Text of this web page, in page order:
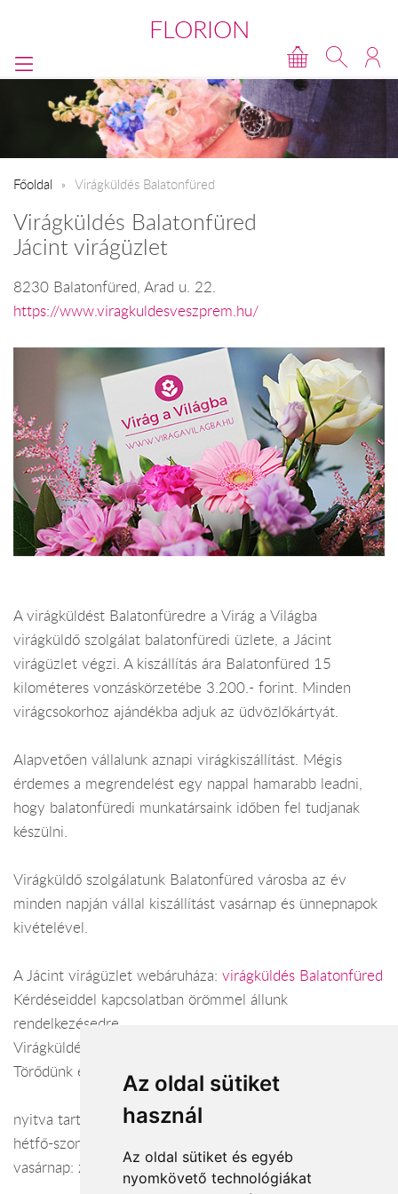
Az oldal sütiket
használ
Az oldal sütiket és egyéb
nyomkövető technológiákat
FLORION
Főoldal Virágküldés Balatonfüred
Virágküldés Balatonfüred
Jácint virágüzlet
8230 Balatonfüred, Arad u. 22.
https://www.viragkuldesveszprem.hu/
A virágküldést Balatonfüredre a Virág a Világba
virágküldő szolgálat balatonfüredi üzlete, a Jácint
virágüzlet végzi. A kiszállítás ára Balatonfüred 15
kilométeres vonzáskörzetébe 3.200.- forint. Minden
virágcsokorhoz ajándékba adjuk az üdvözlőkártyát.
Alapvetően vállalunk aznapi virágkiszállítást. Mégis
érdemes a megrendelést egy nappal hamarabb leadni,
hogy balatonfüredi munkatársaink időben fel tudjanak
készülni.
Virágküldő szolgálatunk Balatonfüred városba az év
minden napján vállal kiszállítást vasárnap és ünnepnapok
kivételével.
A Jácint virágüzlet webáruháza: virágküldés Balatonfüred
Kérdéseiddel kapcsolatban örömmel állunk
rendelkezésedre.
Virágküldés Balatonfüred
Törődünk egymással
nyitva tartás:
hétfő-szombat: 07:00-18:00
vasárnap: zárva